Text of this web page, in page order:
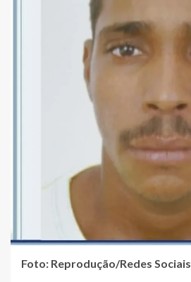
Foto: Reprodução/Redes Sociais